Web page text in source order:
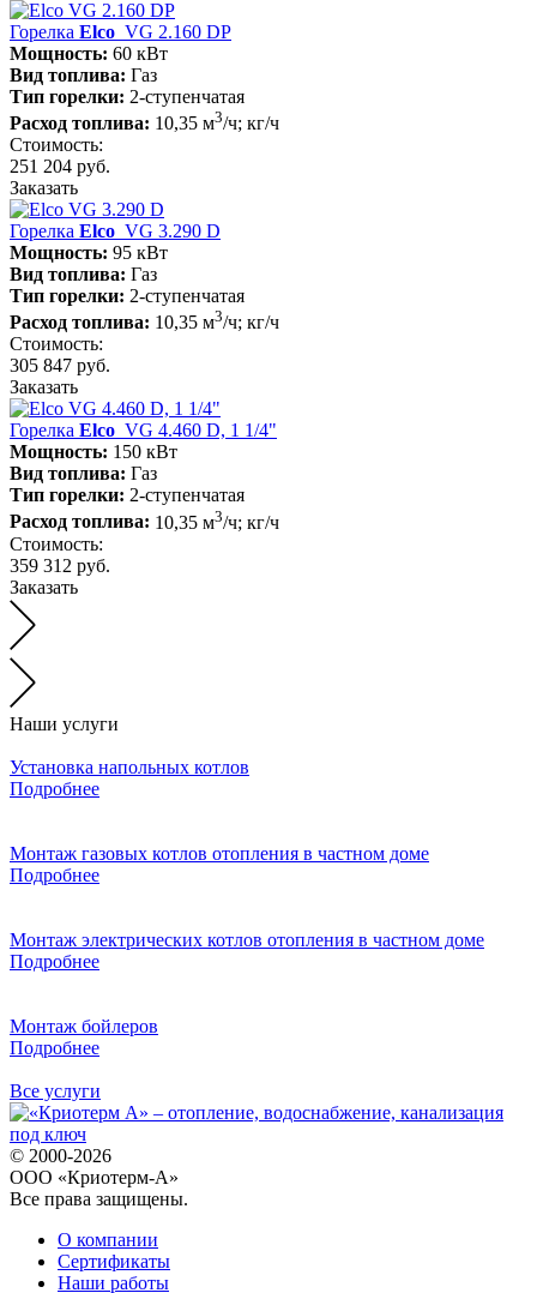
Горелка Elco VG 2.160 DP
Мощность: 60 кВт
Вид топлива: Газ
Тип горелки: 2-ступенчатая
Расход топлива: 10,35 м3/ч; кг/ч
Стоимость:
251 204 руб.
Заказать
Горелка Elco VG 3.290 D
Мощность: 95 кВт
Вид топлива: Газ
Тип горелки: 2-ступенчатая
Расход топлива: 10,35 м3/ч; кг/ч
Стоимость:
305 847 руб.
Заказать
Горелка Elco VG 4.460 D, 1 1/4"
Мощность: 150 кВт
Вид топлива: Газ
Тип горелки: 2-ступенчатая
Расход топлива: 10,35 м3/ч; кг/ч
Стоимость:
359 312 руб.
Заказать
Наши услуги
Установка напольных котлов
Подробнее
Монтаж газовых котлов отопления в частном доме
Подробнее
Монтаж электрических котлов отопления в частном доме
Подробнее
Монтаж бойлеров
Подробнее
Все услуги
© 2000-2026
ООО «Криотерм-А»
Все права защищены.
О компании
Сертификаты
Наши работы